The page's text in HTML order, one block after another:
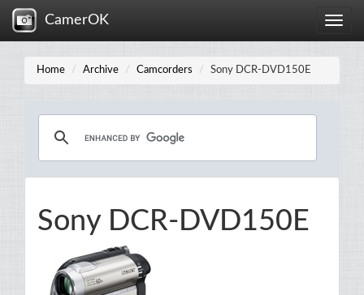
Toggle
CamerOK
Home Archive Camcorders Sony DCR-DVD150E
Sony DCR-DVD150E